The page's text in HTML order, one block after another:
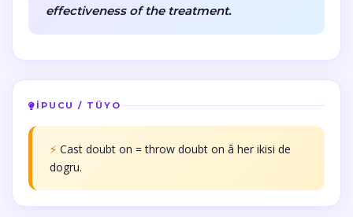
effectiveness of the treatment.
İPUCU / TÜYO
⚡ Cast doubt on = throw doubt on â her ikisi de
dogru.